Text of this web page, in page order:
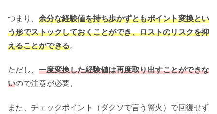
つまり、 余分な経験値を持ち歩かずともポイント変換とい
う形でストックしておくことができ、ロストのリスクを抑
えることができる。
ただし、 一度変換した経験値は再度取り出すことができな
いので注意が必要。
また、チェックポイント（ダクソで言う篝火）で回復せず